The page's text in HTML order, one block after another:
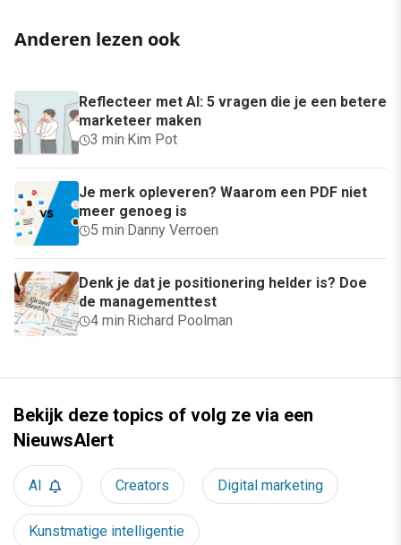
Anderen lezen ook
Reflecteer met AI: 5 vragen die je een betere
marketeer maken
3 min· Kim Pot
Je merk opleveren? Waarom een PDF niet
meer genoeg is
5 min· Danny Verroen
Denk je dat je positionering helder is? Doe
de managementtest
4 min· Richard Poolman
Bekijk deze topics of volg ze via een
NieuwsAlert
AI Creators Digital marketing
Kunstmatige intelligentie